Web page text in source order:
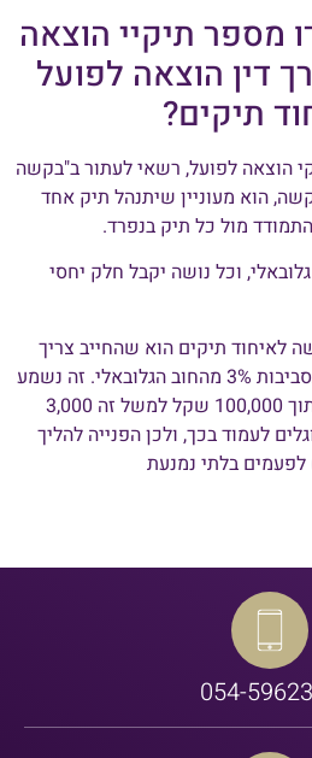
מספר תיקיי הוצאה
דין הוצאה לפועל
תיקים?
הוצאה לפועל, רשאי לעתור ב"בקשה
הוא מעוניין שיתנהל תיק אחד
מול כל תיק בנפרד.
וכל נושה יקבל חלק יחסי
לאיחוד תיקים הוא שהחייב צריך
להתחייב לשלם בכל חודש בסביבות 3% מהחוב הגלובאלי. זה נשמע
אולי סכום זניח, אולם 3% מתוך 100,000 שקל למשל זה 3,000
לעמוד בכך, ולכן הפנייה להליך
054-